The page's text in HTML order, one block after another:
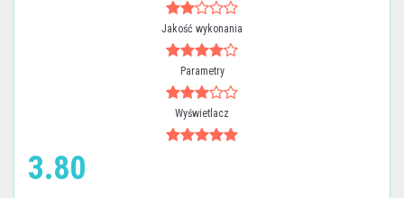
Jakość wykonania
Parametry
Wyświetlacz
3.80